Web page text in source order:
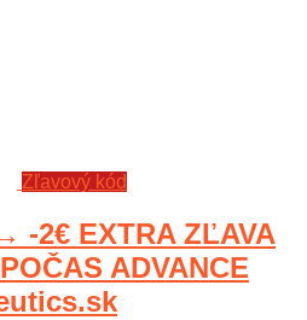
Zľavový kód
-2€ EXTRA ZĽAVA
ADVANCE